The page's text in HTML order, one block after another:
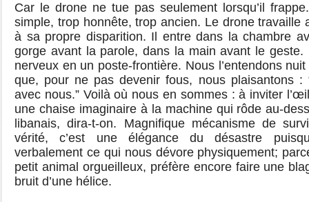
Car le drone ne tue pas seulement lorsqu’il
simple, trop honnête, trop ancien. Le drone travaille
à sa propre disparition. Il entre dans la chambre
gorge avant la parole, dans la main avant le geste.
nerveux en un poste-frontière. Nous l’entendons
que, pour ne pas devenir fous, nous plaisantons :
avec nous.” Voilà où nous en sommes : à inviter
une chaise imaginaire à la machine qui rôde au-
libanais, dira-t-on. Magnifique mécanisme de
vérité, c’est une élégance du désastre
verbalement ce qui nous dévore physiquement;
petit animal orgueilleux, préfère encore faire une
bruit d’une hélice.